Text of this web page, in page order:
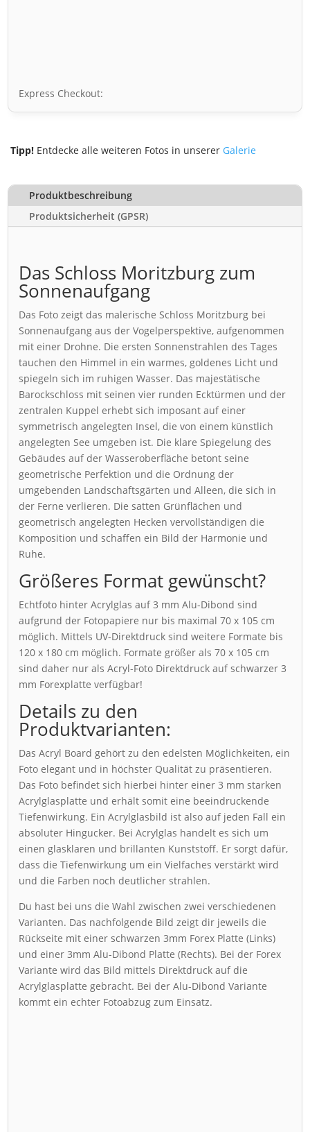
Express Checkout:
Tipp! Entdecke alle weiteren Fotos in unserer Galerie
Produktbeschreibung
Produktsicherheit (GPSR)
Das Schloss Moritzburg zum
Sonnenaufgang
Das Foto zeigt das malerische Schloss Moritzburg bei
Sonnenaufgang aus der Vogelperspektive, aufgenommen
mit einer Drohne. Die ersten Sonnenstrahlen des Tages
tauchen den Himmel in ein warmes, goldenes Licht und
spiegeln sich im ruhigen Wasser. Das majestätische
Barockschloss mit seinen vier runden Ecktürmen und der
zentralen Kuppel erhebt sich imposant auf einer
symmetrisch angelegten Insel, die von einem künstlich
angelegten See umgeben ist. Die klare Spiegelung des
Gebäudes auf der Wasseroberfläche betont seine
geometrische Perfektion und die Ordnung der
umgebenden Landschaftsgärten und Alleen, die sich in
der Ferne verlieren. Die satten Grünflächen und
geometrisch angelegten Hecken vervollständigen die
Komposition und schaffen ein Bild der Harmonie und
Ruhe.
Größeres Format gewünscht?
Echtfoto hinter Acrylglas auf 3 mm Alu-Dibond sind
aufgrund der Fotopapiere nur bis maximal 70 x 105 cm
möglich. Mittels UV-Direktdruck sind weitere Formate bis
120 x 180 cm möglich. Formate größer als 70 x 105 cm
sind daher nur als Acryl-Foto Direktdruck auf schwarzer 3
mm Forexplatte verfügbar!
Details zu den
Produktvarianten:
Das Acryl Board gehört zu den edelsten Möglichkeiten, ein
Foto elegant und in höchster Qualität zu präsentieren.
Das Foto befindet sich hierbei hinter einer 3 mm starken
Acrylglasplatte und erhält somit eine beeindruckende
Tiefenwirkung. Ein Acrylglasbild ist also auf jeden Fall ein
absoluter Hingucker. Bei Acrylglas handelt es sich um
einen glasklaren und brillanten Kunststoff. Er sorgt dafür,
dass die Tiefenwirkung um ein Vielfaches verstärkt wird
und die Farben noch deutlicher strahlen.
Du hast bei uns die Wahl zwischen zwei verschiedenen
Varianten. Das nachfolgende Bild zeigt dir jeweils die
Rückseite mit einer schwarzen 3mm Forex Platte (Links)
und einer 3mm Alu-Dibond Platte (Rechts). Bei der Forex
Variante wird das Bild mittels Direktdruck auf die
Acrylglasplatte gebracht. Bei der Alu-Dibond Variante
kommt ein echter Fotoabzug zum Einsatz.